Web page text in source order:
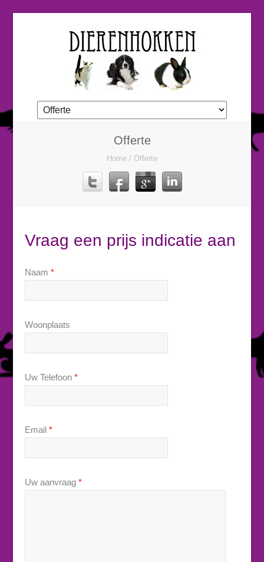
Offerte
Home / Offerte
Vraag een prijs indicatie aan
Naam*
Woonplaats
Uw Telefoon*
Email*
Uw aanvraag*